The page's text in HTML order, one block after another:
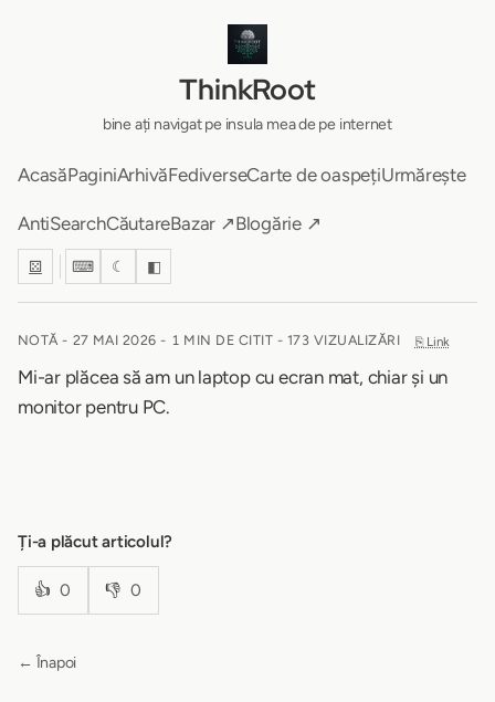
ThinkRoot
bine ați navigat pe insula mea de pe internet
AcasăPaginiArhivăFediverseCarte de oaspețiUrmărește
AntiSearchCăutareBazar ↗Blogărie ↗
⚄ ⌨ ☾ ◧
NOTĂ - 27 MAI 2026 - 1 MIN DE CITIT - 173 VIZUALIZĂRI ⎘ Link
Mi-ar plăcea să am un laptop cu ecran mat, chiar și un
monitor pentru PC.
Ți-a plăcut articolul?
👍 0 👎 0
← Înapoi